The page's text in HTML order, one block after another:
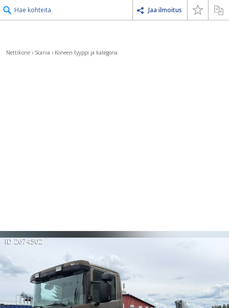
Hae kohteita Jaa ilmoitus
Nettikone › Scania › Koneen tyyppi ja kategoria
ID 2674502